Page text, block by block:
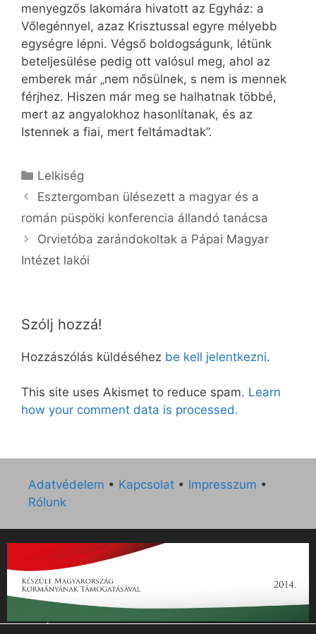
menyegzős lakomára hivatott az Egyház: a
Vőlegénnyel, azaz Krisztussal egyre mélyebb
egységre lépni. Végső boldogságunk, létünk
beteljesülése pedig ott valósul meg, ahol az
emberek már „nem nősülnek, s nem is mennek
férjhez. Hiszen már meg se halhatnak többé,
mert az angyalokhoz hasonlítanak, és az
Istennek a fiai, mert feltámadtak”.
Kategória
Lelkiség
Esztergomban ülésezett a magyar és a
román püspöki konferencia állandó tanácsa
Orvietóba zarándokoltak a Pápai Magyar
Intézet lakói
Szólj hozzá!
Hozzászólás küldéséhez be kell jelentkezni.
This site uses Akismet to reduce spam. Learn
how your comment data is processed.
Adatvédelem • Kapcsolat • Impresszum •
Rólunk
„Az Új Ember katolikus hetilap 2014. évi működésének